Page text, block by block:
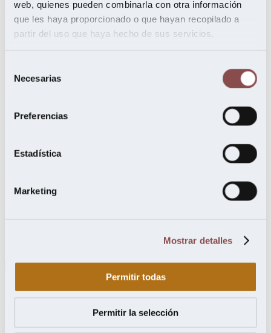
web, quienes pueden combinarla con otra información
que les haya proporcionado o que hayan recopilado a
partir del uso que haya hecho de sus servicios.
Necesarias
Preferencias
Estadística
Marketing
Mostrar detalles
Permitir todas
Permitir la selección
Arquitectura Ideal
Hola!
Mi revista
Interiores
Arquitectura & Madera
Expansión y Negocios
Quiénes somos
Productos
Prensa